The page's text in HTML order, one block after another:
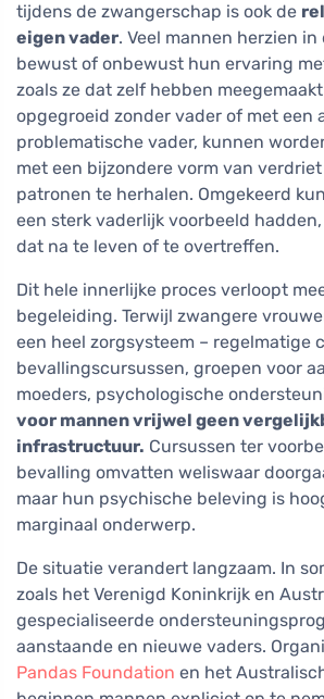
tijdens de zwangerschap is ook de
eigen vader. Veel mannen herzien
bewust of onbewust hun ervaring
zoals ze dat zelf hebben
opgegroeid zonder vader of met een
problematische vader, kunnen
met een bijzondere vorm van
patronen te herhalen. Omgekeerd
een sterk vaderlijk voorbeeld
dat na te leven of te overtreffen.
Dit hele innerlijke proces verloopt
begeleiding. Terwijl zwangere
een heel zorgsysteem – regelmatige
bevallingscursussen, groepen voor
moeders, psychologische
voor mannen vrijwel geen
infrastructuur. Cursussen ter
bevalling omvatten weliswaar
maar hun psychische beleving is
marginaal onderwerp.
De situatie verandert langzaam. In
zoals het Verenigd Koninkrijk en
gespecialiseerde
aanstaande en nieuwe vaders.
Pandas Foundation en het